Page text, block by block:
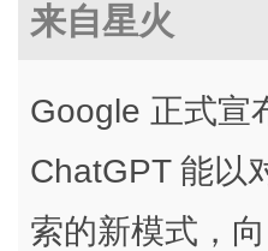
来自星火
Google 正式宣
ChatGPT 能以
索的新模式，